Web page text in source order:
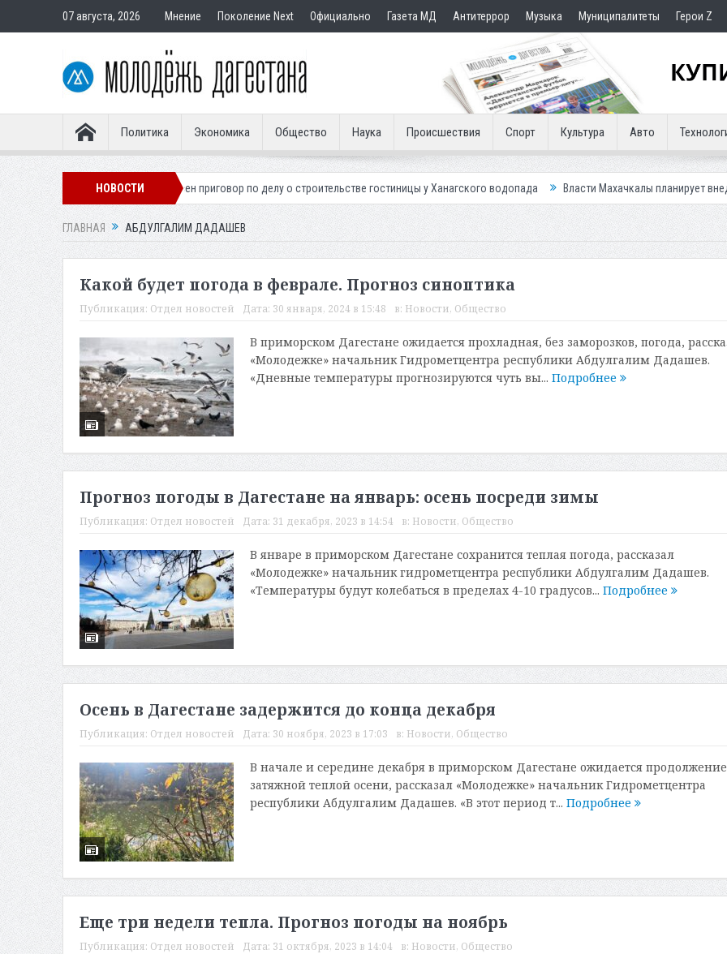
07 августа, 2026 Мнение Поколение Next Официально Газета МД Антитеррор Музыка Муниципалитеты Герои Z
Политика Экономика Общество Наука Происшествия Спорт Культура Авто
НОВОСТИ
Вынесен приговор по делу о строительстве гостиницы у Ханагского водопада Власти Махачкалы планирует внедрить новую
ГЛАВНАЯ АБДУЛГАЛИМ ДАДАШЕВ
Какой будет погода в феврале. Прогноз синоптика
Публикация: Отдел новостей Дата: 30 января, 2024 в 15:48 в: Новости, Общество
В приморском Дагестане ожидается прохладная, без заморозков, погода,
«Молодежке» начальник Гидрометцентра республики Абдулгалим Дадашев.
«Дневные температуры прогнозируются чуть вы... Подробнее
Прогноз погоды в Дагестане на январь: осень посреди зимы
Публикация: Отдел новостей Дата: 31 декабря, 2023 в 14:54 в: Новости, Общество
В январе в приморском Дагестане сохранится теплая погода, рассказал
«Молодежке» начальник гидрометцентра республики Абдулгалим Дадашев.
«Температуры будут колебаться в пределах 4-10 градусов... Подробнее
Осень в Дагестане задержится до конца декабря
Публикация: Отдел новостей Дата: 30 ноября, 2023 в 17:03 в: Новости, Общество
В начале и середине декабря в приморском Дагестане ожидается продолжение
затяжной теплой осени, рассказал «Молодежке» начальник Гидрометцентра
республики Абдулгалим Дадашев. «В этот период т... Подробнее
Еще три недели тепла. Прогноз погоды на ноябрь
Публикация: Отдел новостей Дата: 31 октября, 2023 в 14:04 в: Новости, Общество